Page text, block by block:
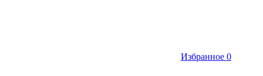
Избранное 0